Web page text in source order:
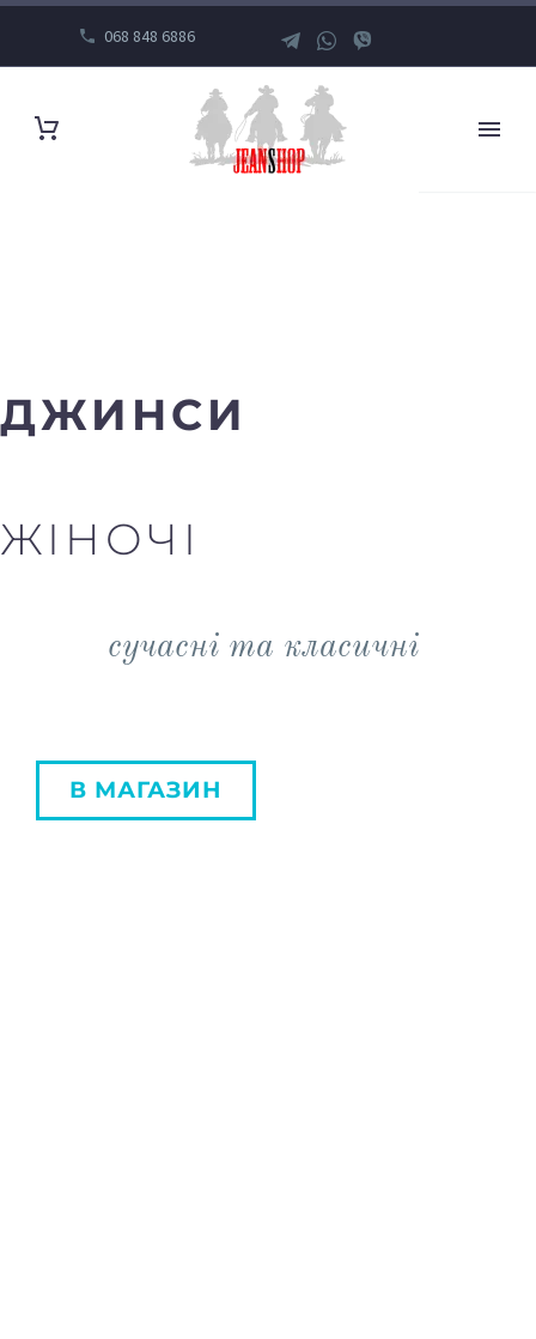
068 848 6886
ДЖИНСИ
ЖІНОЧІ
сучасні та класичні
В МАГАЗИН